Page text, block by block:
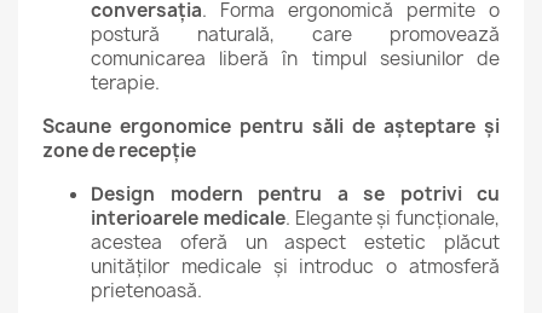
conversația. Forma ergonomică permite o
postură naturală, care promovează
comunicarea liberă în timpul sesiunilor de
terapie.
Scaune ergonomice pentru săli de așteptare și
zone de recepție
Design modern pentru a se potrivi cu
interioarele medicale. Elegante și funcționale,
acestea oferă un aspect estetic plăcut
unităților medicale și introduc o atmosferă
prietenoasă.